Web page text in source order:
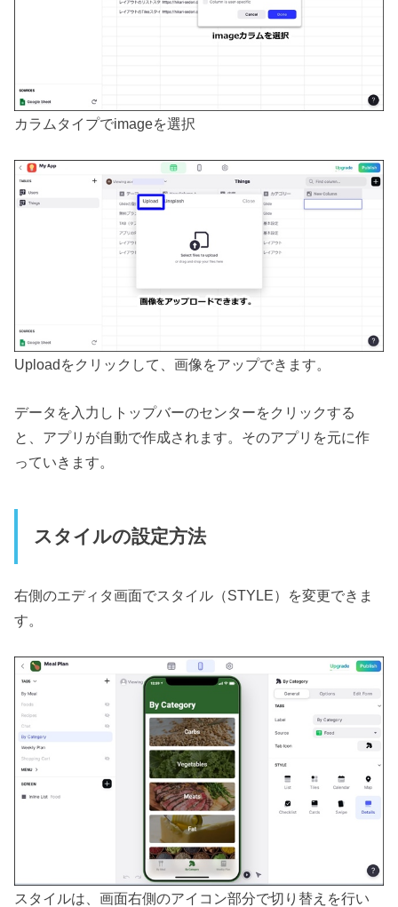
カラムタイプでimageを選択
Uploadをクリックして、画像をアップできます。
データを入力しトップバーのセンターをクリックする
と、アプリが自動で作成されます。そのアプリを元に作
っていきます。
スタイルの設定方法
右側のエディタ画面でスタイル（STYLE）を変更できま
す。
スタイルは、画面右側のアイコン部分で切り替えを行い